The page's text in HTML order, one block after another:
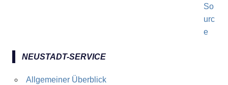
NEUSTADT-SERVICE
Allgemeiner Überblick